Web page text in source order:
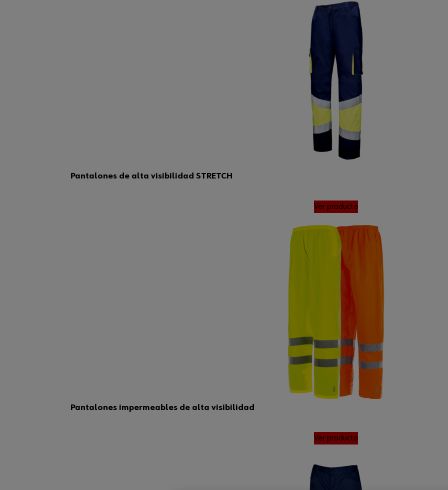
Pantalones de alta visibilidad STRETCH
Ver producto
Pantalones impermeables de alta visibilidad
Ver producto